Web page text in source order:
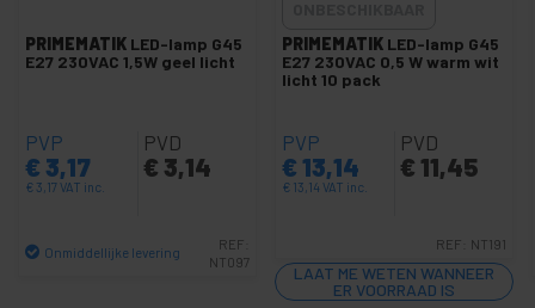
LED paneel
+
Rail light rail LED-plafond
+
Flexibele LED-strip
+
Verlichting en decoratielampen
PRIMEMATIK LED-lamp G45
E27 230VAC 1,5W geel licht
PVP
€ 3,17
€ 3,17VAT inc.
PVD
€ 3,14
Onmiddellijke levering
REF:
NT097
PRIMEMATIK LED-lamp G45
E27 230VAC 0,5 W warm wit
licht 10 pack
PVP
€ 13,14
€ 13,14 VAT inc.
PVD
€ 11,45
REF: NT191
LAAT ME WETEN WANNEER
ER VOORRAAD IS